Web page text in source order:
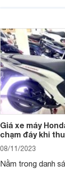
Giá xe máy
chạm đáy khi
08/11/2023
Nằm trong danh